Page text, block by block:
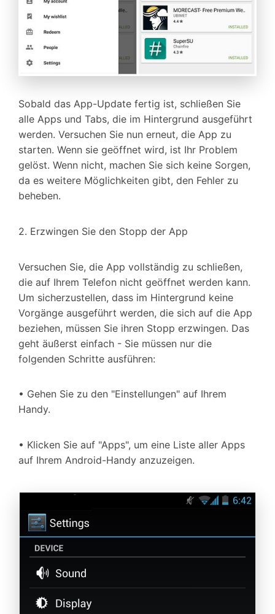
Sobald das App-Update fertig ist, schließen Sie
alle Apps und Tabs, die im Hintergrund ausgeführt
werden. Versuchen Sie nun erneut, die App zu
starten. Wenn sie geöffnet wird, ist Ihr Problem
gelöst. Wenn nicht, machen Sie sich keine Sorgen,
da es weitere Möglichkeiten gibt, den Fehler zu
beheben.
2. Erzwingen Sie den Stopp der App
Versuchen Sie, die App vollständig zu schließen,
die auf Ihrem Telefon nicht geöffnet werden kann.
Um sicherzustellen, dass im Hintergrund keine
Vorgänge ausgeführt werden, die sich auf die App
beziehen, müssen Sie ihren Stopp erzwingen. Das
geht äußerst einfach - Sie müssen nur die
folgenden Schritte ausführen:
• Gehen Sie zu den "Einstellungen" auf Ihrem
Handy.
• Klicken Sie auf "Apps", um eine Liste aller Apps
auf Ihrem Android-Handy anzuzeigen.